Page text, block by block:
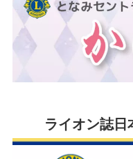
ライオン誌日